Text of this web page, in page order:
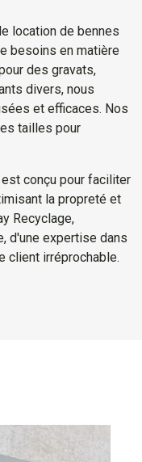
location de bennes
besoins en matière
des gravats,
divers, nous
et efficaces. Nos
tailles pour
conçu pour faciliter
la propreté et
Recyclage,
d'une expertise dans
client irréprochable.